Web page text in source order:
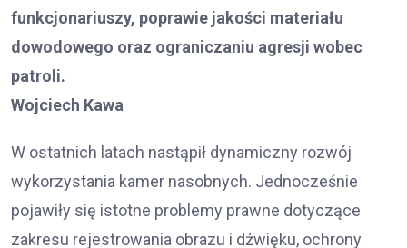
funkcjonariuszy, poprawie jakości materiału
dowodowego oraz ograniczaniu agresji wobec
patroli.
Wojciech Kawa
W ostatnich latach nastąpił dynamiczny rozwój
wykorzystania kamer nasobnych. Jednocześnie
pojawiły się istotne problemy prawne dotyczące
zakresu rejestrowania obrazu i dźwięku, ochrony